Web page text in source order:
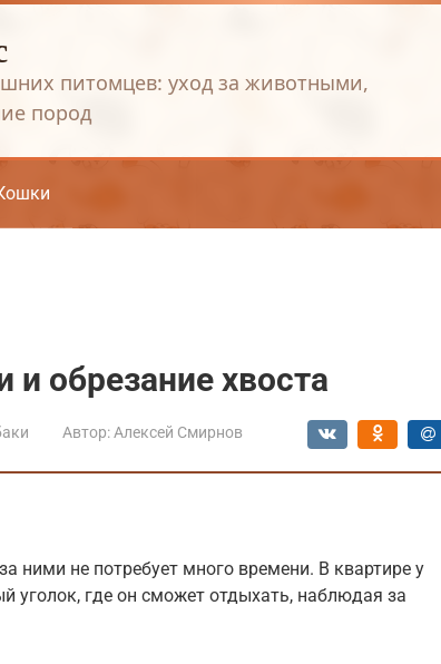
питомцев: уход за животными,
пород
обрезание хвоста
Автор: Алексей Смирнов
ними не потребует много времени. В квартире у
уголок, где он сможет отдыхать, наблюдая за